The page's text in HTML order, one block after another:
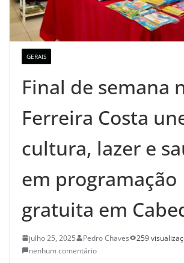
GERAIS
Final de semana
Ferreira Costa
cultura, lazer e
em programação
gratuita em
julho 25, 2025 Pedro Chaves
259
nenhum comentário